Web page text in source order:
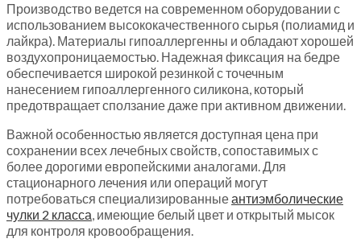
Производство ведется на современном оборудовании с
использованием высококачественного сырья (полиамид и
лайкра). Материалы гипоаллергенны и обладают хорошей
воздухопроницаемостью. Надежная фиксация на бедре
обеспечивается широкой резинкой с точечным
нанесением гипоаллергенного силикона, который
предотвращает сползание даже при активном движении.
Важной особенностью является доступная цена при
сохранении всех лечебных свойств, сопоставимых с
более дорогими европейскими аналогами. Для
стационарного лечения или операций могут
потребоваться специализированныеантиэмболические
чулки 2 класса, имеющие белый цвет и открытый мысок
для контроля кровообращения.